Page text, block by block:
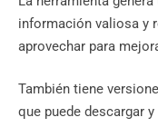
información valiosa y
aprovechar para
También tiene
que puede descargar